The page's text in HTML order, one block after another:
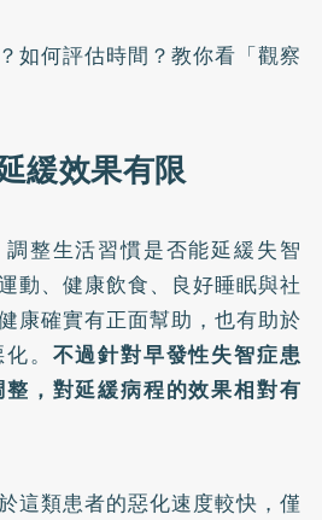
如何評估時間？教你看「觀察
緩效果有限
整生活習慣是否能延緩失智
動、健康飲食、良好睡眠與社
康確實有正面幫助，也有助於
。 不過針對早發性失智症患
，對延緩病程的效果相對有
這類患者的惡化速度較快，僅